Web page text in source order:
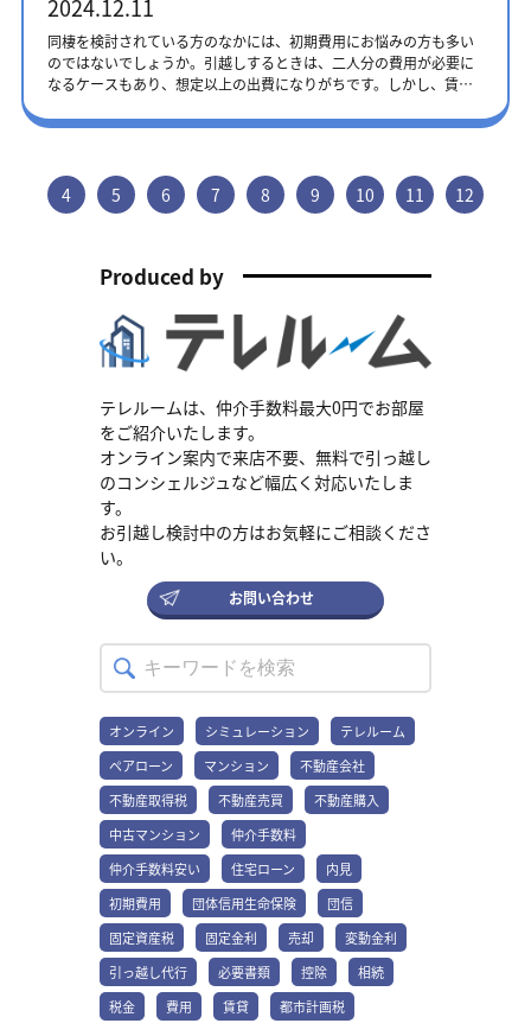
引き交渉ができます。しかし、大幅な値引きは難しいでしょう。 家
賃の1ヶ月分に設定されている場合、20～50％程度の値引きは実現
できる可能性もあります。ただし最初から値引きされているケース
では、交渉を受け付けてもらえないケースがあります。 値引き交渉
動産会社で賃貸物件を探しましょう。テレルームであれば仲介手数
い。 【お部屋探しの方必見！】仲介手数料を値引きするコツや安く
抑える方法を紹介！ まとめ 仲介手数料を安く設定できる理由は、自
が見つかりにくい可能性があります。 仲介手数料は交渉できます
が、不動産会社が値引きしてくれるとは限りません。 テレルームに
ご相談いただければ、不動産情報サイトで見つけた気になる物件の
仲介手数料を抑えて、紹介できます。 また、広告掲載されているAD
物件は、仲介手数料が0円にもなります。初期費用を抑えて引越しを
なら仲介手数料がかからない物件を多数保有 テレルームではエリア
を問わず、仲介手数料０円の物件を多く掲載しており、初期費用を
抑えて引っ越しできるでしょう。 また、無料の引っ越しコンシェ
ルジュが付くため、新生活のライフラインに必要な手続きを無料で
代行してくれます。引っ越し業者の複数見積もりも任せられるた
め、初めての引っ越しでも安心です。 仲介手数料を抑えて引っ越
し物件を見つけたい方には、ぜひテレルームをご利用ください。
まずは話を聞いてみる
きる完全オンライン対応のサービスです。 東京・神奈川・千葉・埼
玉に対応しており、仲介手数料無料になる物件もあります。 24時間
利用できるので、早く物件を決めたい方におすすめです。 ＜おす
すめポイント＞・最短5日で引越し・LINE Payを使ってスマホでの
支払い手続きが可能・東京・神奈川・千葉・埼玉に対応 賃貸のオ
ンラインはどこまでできる？ 「内覧もせずに部屋を決めて大丈
ります。 物件の内覧が不要 多忙な社会人や、遠方からの引越しを考
えている方でも、VRやビデオ通話による内覧で、現地に足を運ばず
ル調整に時間を取られることなく、効率よく複数の物件を比較でき
るので、短期間に部屋探しができます。 オンラインで契約ができ
手続きがオンラインでできるようになりました。 書類のやり取りも
オンラインで完結するため、仕事が忙しい方や、現地になかなか行
けない方でも、スムーズに契約手続きを進められます。 来店する必
を大幅に節約できます。 特に地方から都心部への引越しでは、新幹
線代や航空券代などにかかる数万円単位の交通費を節約できます。
仕事や学業との両立、新生活の準備にも負担がかからず、効率的な
引越し準備が可能です。 オンライン賃貸対応の不動産会社を選ぶ3
つのポイント オンライン賃貸に対応する不動産会社は増えてきまし
たが、どの会社にすればよいか悩む方も多いのではないでしょう
イントを紹介します。 仲介手数料を確認する 賃貸契約時の大きな出
費となる仲介手数料は、引越し予算を考える上で大切なポイントで
具や家電の購入にあてることも可能です。 テレルームでは、多くの
物件で仲介手数料無料でのご案内が可能です。 仲介以外のサービ
スの充実度を確認する 遠方からの引越しや、仕事が忙しい方にとっ
て、ライフラインの開通手続きや引越し業者の手配は大きな負担に
なります。 これらの手続き代行サービスの有無や充実度をしっかり
チェックしましょう。 テレルームの無料引越しコンシェルジュ
は、以下の手続きを代行可能です。 ・電気・ガス・水道などのライ
フラインの提案～契約 ・火災保険のご紹介 ・引越し業者のお見積り
・家具家電のレンタル ・ウォーターサーバーのご紹介 問い合わせ方
法を確認する LINE、ウェブサイト、アプリなど、各社で提供してい
る連絡手段は異なります。 自分のライフスタイルに合った連絡手段
を提供している会社を選ぶことで、ストレスなく物件探しを進めら
違いもチェックポイントです。 転勤・就職・進学はオンライン賃
オンライン賃貸は強い味方です。 不動産会社選びでは、仲介手数料
の金額、ライフライン手続きなどの付帯サービス、問い合わせ方法
院・ドラッグストアの有無 また、飲食店や商業施設が充実している
と、休日の過ごし方の選択肢が広がります。 設備とセキュリティ 毎
日の暮らしを快適に、そして安心して過ごすために、お部屋の設備
やセキュリティは重要です。人気が高い設備には以下のようなもの
があります。 ・防犯面：オートロック・防犯カメラ・2階以上 ・生
活設備：バストイレ別・二口コンロ・独立洗面台・室内洗濯機置き
るとお部屋探しがスムーズに進められます。例えば、料理が趣味の
場合は広めのキッチンや二口コンロを重視し、持ち物が多い場合
合い、納得のいく物件を選びましょう。 2人暮らしの初期費用の目
安と抑えるコツ 2人暮らしを始める際の初期費用は、大きく分けて
にかかる費用を前もって確認し、計画的に貯金をしておくと、安心
して2人暮らしを始められます。 初期費用の目安 賃貸契約の初期費
用は、契約時にまとまって必要となる費用です。地域によっても異
賃の1～2ヶ月分 ・礼金：家賃の1～2ヶ月分 ・仲介手数料：家賃の1
料：年間1万円前後 ・鍵交換費用：1～2万円程度 家賃8万円の物件
の場合、少なくとも40万円の初期費用が必要となる計算です。引越
し費用は時期や距離にもよりますが、15～25万円程度を見込んでお
きましょう。2人分の荷物をそれぞれ運ぶため、単身の引越し2回分
の費用がかかる点に注意が必要です。家具家電は、性能や大きさに
よって幅があります。新品でそろえると30～40万円程度かかること
もありますが、すでに手元にある物や中古品を活用すれば大幅に抑
人暮らしの初期費用を抑えるカギは、まず契約時期の選択です。一
般的に3月～4月は引越しのピークシーズンで費用が高くなりやすい
一方、10月～12月や平日を選ぶと、比較的安くなる傾向がありま
節約が可能です。例えば敷金・礼金なしの物件を選ぶことで、家賃
の2～4ヶ月分の費用を削減できます。また、部屋の設備や間取りが
同じでも、場所や築年数によって家賃相場は大きく異なります。少
しでも費用を抑えたい場合は以下のような物件や地域を視野に入れ
ましょう。 ・駅から遠い物件駅から徒歩10分以内の物件は相場より
高く、徒歩15分以上離れると安くなる傾向があります。 ・人気エリ
アから離れた場所複数路線が利用可能なターミナル駅周辺や商業施
設が充実している地域も、相場より高くなりがちです。一駅離れる
だけでも、家賃を数万円抑えられることがあります。 ・築年数が古
い物件築年数が経つにつれて、家賃は下がる傾向があります。築年
数10年以上でも、リノベーションやリフォームされていて、古さが
気にならない物件もあります。 初期費用を抑えるならテレルーム 賃
貸契約の際、通常仲介手数料は家賃1ヶ月分かかります。しかしテレ
ルームなら、物件によって仲介手数料無料でのご案内も可能です。
です。 初期費用金額敷金7万円礼金7万円前家賃7万円日割り家賃入
居日によって異なる仲介手数料約4万円鍵交換費用約2万円火災保険
料約2万円 このケースでは、日割り家賃を除いた初期費用は約29万
円です。敷金とは、退去時の原状回復費用や損害賠償費用を補うお
すことです。大家への感謝の気持ちを伝える礼金は、物件によって
ん。賃貸物件の費用について詳しく知りたい方は、こちらの記事を
ご覧ください。賃貸物件の初期費用を知って安心！必要になる費用
大阪から東京に移動した場合にかかる費用は、片道15,000円程度で
す。つまり内見時には往復し、引っ越し当日に再び移動すると、
45,000円程度の費用がかかります。費用を抑えたい場合は、夜行バ
スや内定先の引っ越し補助などを利用しましょう。 転職に伴う引っ
越し費用を賢く抑える方法 転職に伴う費用を抑える方法は、以下の
相見積もりを取る・仲介手数料が安い不動産会社を選ぶ それぞれの
方法を詳しく解説します。 1～3月の引っ越しシーズンを避ける 新生
活が始まる1～3月は、引っ越し業者の料金が高く設定されていま
す。時期によっては、引っ越し業者の予約が取れないことも珍しく
ありません。引っ越し数が少ない夏や冬などにスケジュールを調整
すると、費用を抑えられます。退職するタイミングと入社のスケジ
ュールを考えながら、引っ越しのタイミングを決定しましょう。 引
っ越し業者に相見積もりを取る 引っ越し業者によって、サービスや
などサービスが付いている業者もあり、ご自身に必要がないものが
あるかもしれません。相見積もりをして、自分に必要なプランのみ
よって、引っ越し費用の交渉がしやすくなることがあります。 仲介
手数料が安い不動産会社を選ぶ 仲介手数料は上限が定められていま
ンによると、借主に請求できる税込の仲介手数料は1カ月の賃料
×0.55が上限と定められています。不動産会社によっては、仲介手
数料のかからない会社もあります。テレルームでは、仲介手数料が
かからない物件も取り扱っています。 テレルームなら引っ越し費用
がお得に テレルームでは家賃やエリアを問わず、仲介手数料０円の
物件を多く掲載しており、初期費用を大きく抑えられるでしょう。
また、無料の引っ越しコンシェルジュが付くため、必要な手続きを
無料で代行してくれます。コンシェルジュのサポート内容は、電気
やインターネットなどのライフラインの契約や引っ越し業者の複数
見積もりなどです。初期費用を削減して転職に伴う引っ越し物件を
見つけたい方には、テレルームの利用がおすすめですまずは話を聞
いてみる 転職に伴う引っ越しでのスケジュール 転職に伴う引っ越し
は、以下のスケジュールで進めるとスムーズに進むでしょう。・内
定後の引っ越しスケジュールの決定・現職の退職意思を報告・物件
探し・入居審査・引っ越しに伴う契約手続き それぞれの流れを解説
2024.12.11
同棲を検討されている方のなかには、初期費用にお悩みの方も多い
のではないでしょうか。引越しするときは、二人分の費用が必要に
なるケースもあり、想定以上の出費になりがちです。しかし、賃貸
ます。この記事では、同棲時の初期費用の具体的な内訳から、実践
める際の初期費用は大きく分けると賃貸契約・家具家電の購入・引
越しの3つです。例えば家賃が8万円だった場合、賃貸契約で約40万
は、賢く物件を選び、契約方法を工夫することで抑えられます。ま
発生する基本的な費用があります。これらの費用は物件や地域によ
って異なるため、事前に確認しておく必要があります。 ・敷金：家
料：年間1万円前後 ・鍵交換費用：1～2万円程度 契約前に必要な金
額を確認し、しっかり準備しておきましょう。礼金が設定されてい
ないケースもありますが、一般的には家賃の6倍程度は、初期費用と
して覚悟をしておくのが無難です。 同棲の初期費用を抑えるコツ：
賃貸契約 二人暮らしの賃貸初期費用は以下のポイントを押さえて、
賢く契約を進めていきましょう。 1.敷金礼金なし物件を探す 賃貸物
件のなかには、敷金や礼金がない物件もあります。通常、敷金は家
なると、初期費用を数十万円単位で削減できます。敷金礼金がない
物件は家賃が若干割高になる傾向がありますが、1～2年程度の居住
予定であれば、敷金礼金なし物件の方が経済的な場合が多いです。
2.仲介手数料を抑える 仲介手数料は家賃の1ヶ月分が上限と法律で定
められていますが、複数の不動産会社で相見積もりを取ることで、
後の一定期間（通常1～2ヶ月）の家賃が無料となり、実質的な初期
費用の削減が可能です。特に新築物件や築浅物件で多く見られ、空
室期間の長い物件でも導入されていることがあります。時期を選ん
で探すことで、条件の良い物件をお得に借りられる可能性が高まり
利用を必須とする物件も増えていますが、連帯保証人のみで契約可
能な物件もあります。そのような物件を不動産会社に探してもらう
ことで、保証会社への初回保証料や年間更新料などの費用削減が可
能です。これらの方法を組み合わせることにより初期費用を抑えら
れます。ただし、契約内容をしっかり確認し、後々トラブルになら
ないよう注意が必要です。また、初期費用を抑えすぎて住まいの環
境が著しく低下するのは本末転倒なので、二人で暮らすうえでの快
適さとのバランスを考えることも大切です。 費用をおさえたいなら
テレルームへ相談 テレルームなら、物件によって仲介手数料無料で
4 5 6 7 8 9 10 11 12
Produced by
テレルームは、仲介手数料最大0円でお部屋
をご紹介いたします。
オンライン案内で来店不要、無料で引っ越し
のコンシェルジュなど幅広く対応いたしま
す。
お引越し検討中の方はお気軽にご相談くださ
い。
お問い合わせ
オンライン シミュレーション
テレルーム
ペアローン
マンション
不動産会社
不動産取得税
不動産売買
不動産購入
中古マンション
仲介手数料
仲介手数料安い
住宅ローン
内見
初期費用
団体信用生命保険
団信
固定資産税
固定金利 売却
変動金利
引っ越し代行
必要書類 控除
相続
税金
費用 賃貸 都市計画税